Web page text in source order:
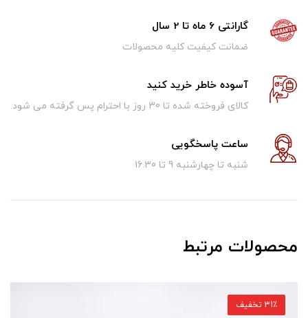
گارانتی 6 ماه تا 2 سال
ضمانت کیفیت کلیه محصولات
آسوده خاطر خرید کنید
کالای فروخته شده تا 30 روز با احترام پس گرفته می شود.
ساعت پاسخگویی
شنبه تا چهارشنبه 9 تا 16.30
محصولات مرتبط
31٪ تخفیف